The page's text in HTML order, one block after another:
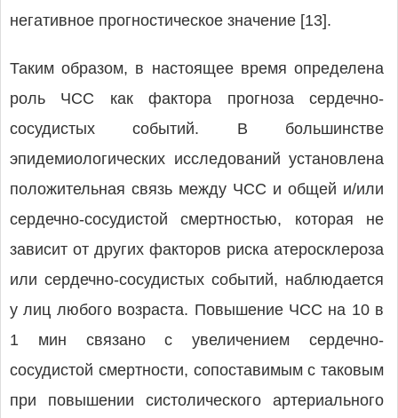
негативное прогностическое значение [13].
Таким образом, в настоящее время определена
роль ЧСС как фактора прогноза сердечно-
сосудистых событий. В большинстве
эпидемиологических исследований установлена
положительная связь между ЧСС и общей и/или
сердечно-сосудистой смертностью, которая не
зависит от других факторов риска атеросклероза
или сердечно-сосудистых событий, наблюдается
у лиц любого возраста. Повышение ЧСС на 10 в
1 мин связано с увеличением сердечно-
сосудистой смертности, сопоставимым с таковым
при повышении систолического артериального